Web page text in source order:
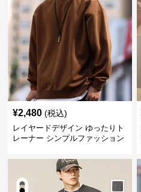
¥2,480 (税込)
レイヤードデザイン ゆったりト
レーナー シンプルファッション